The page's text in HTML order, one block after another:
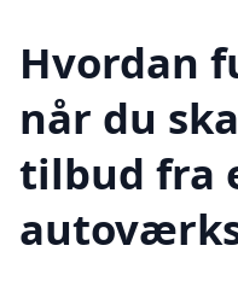
Hvordan
når du
tilbud fra